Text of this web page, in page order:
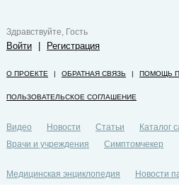
Здравствуйте, Гость
Войти Регистрация
О ПРОЕКТЕ | ОБРАТНАЯ СВЯЗЬ | ПОМОЩЬ
ПОЛЬЗОВАТЕЛЬСКОЕ СОГЛАШЕНИЕ
Видео Новости Статьи
Каталог
Врачи и учреждения
Симптомчекер
Медицинская энциклопедия
Новости